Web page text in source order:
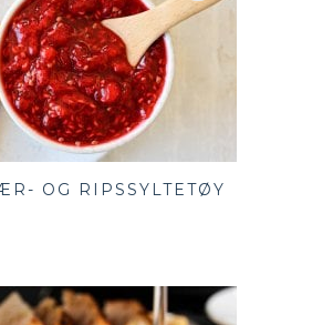
OG RIPSSYLTETØY